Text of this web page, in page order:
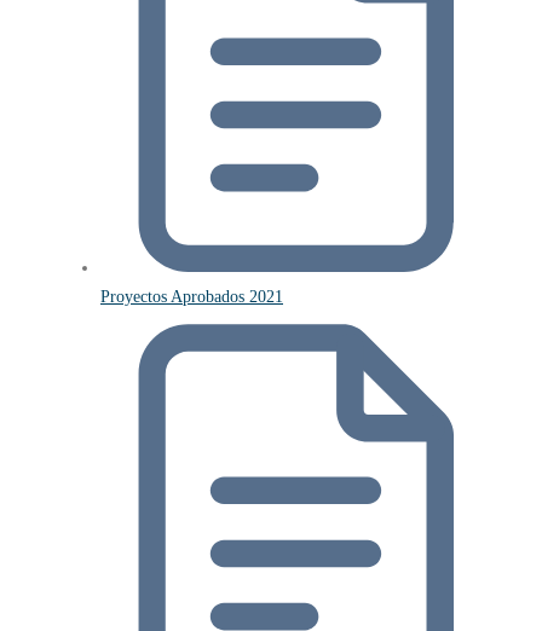
Proyectos Aprobados 2021